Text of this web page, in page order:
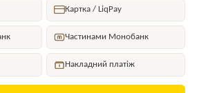
Картка / LiqPay
Частинами Монобанк
Накладний платіж